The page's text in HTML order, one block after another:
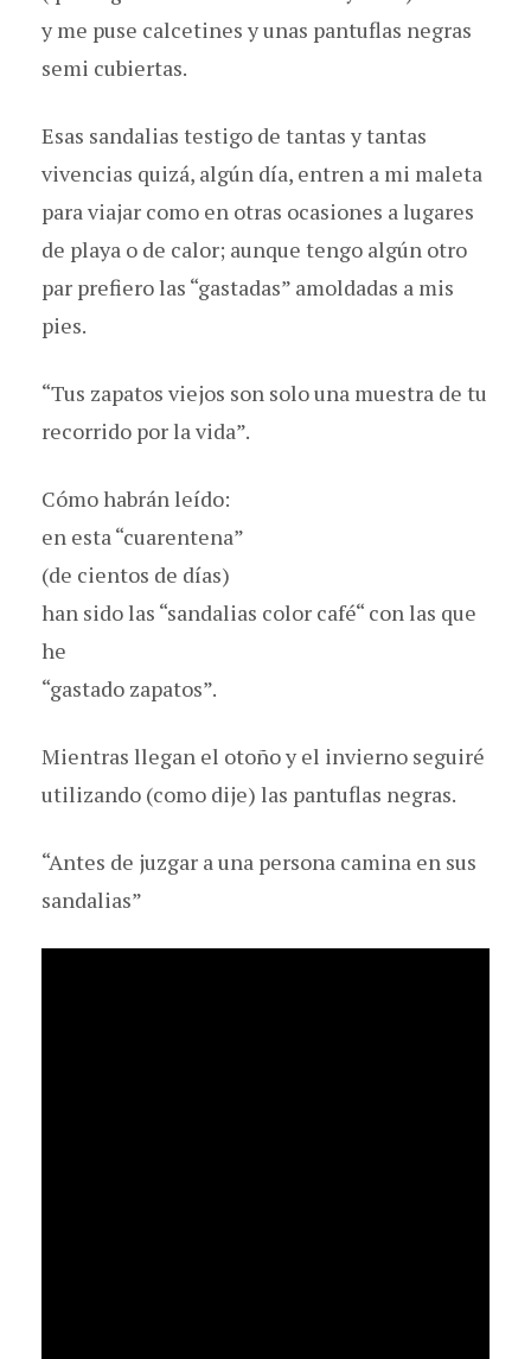
y me puse calcetines y unas pantuflas negras
semi cubiertas.
Esas sandalias testigo de tantas y tantas
vivencias quizá, algún día, entren a mi maleta
para viajar como en otras ocasiones a lugares
de playa o de calor; aunque tengo algún otro
par prefiero las “gastadas” amoldadas a mis
pies.
“Tus zapatos viejos son solo una muestra de tu
recorrido por la vida”.
Cómo habrán leído:
en esta “cuarentena”
(de cientos de días)
han sido las “sandalias color café“ con las que
he
“gastado zapatos”.
Mientras llegan el otoño y el invierno seguiré
utilizando (como dije) las pantuflas negras.
“Antes de juzgar a una persona camina en sus
sandalias”